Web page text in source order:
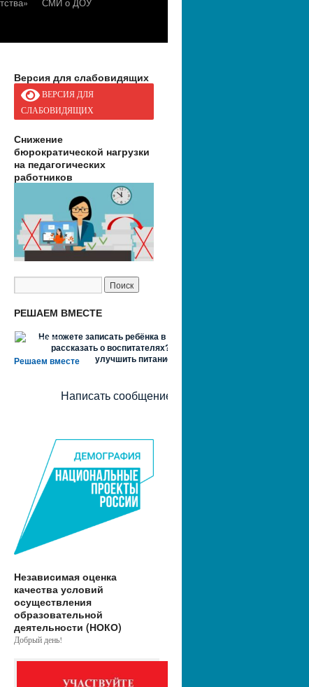
Версия для слабовидящих
ВЕРСИЯ ДЛЯ
СЛАБОВИДЯЩИХ
Снижение
бюрократической нагрузки
на педагогических
работников
РЕШАЕМ ВМЕСТЕ
Решаем вместе
Не можете записать ребёнка в сад? Хотите
рассказать о воспитателях? Знаете, как
улучшить питание и занятия?
Написать сообщение
Независимая оценка
качества условий
осуществления
образовательной
деятельности (НОКО)
Добрый день!